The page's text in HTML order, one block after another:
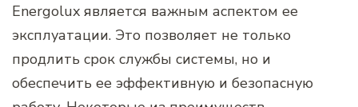
Energolux является важным аспектом ее
эксплуатации. Это позволяет не только
продлить срок службы системы, но и
обеспечить ее эффективную и безопасную